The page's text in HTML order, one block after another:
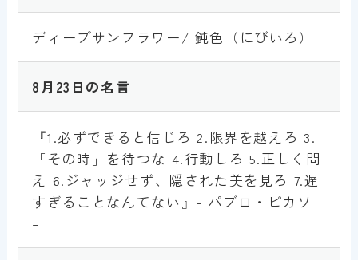
ディープサンフラワー/ 鈍色（にびいろ）
8月23 日 の名言
『1.必ずできると信じろ 2.限界を越えろ 3.
「その時」を待つな 4.行動しろ 5.正しく問
え 6.ジャッジせず、隠された美を見ろ 7.遅
すぎることなんてない』- パブロ・ピカソ
–